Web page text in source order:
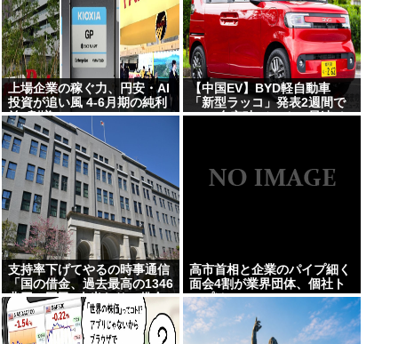
上場企業の稼ぐ力、円安・AI
投資が追い風 4-6月期の純利
益7割増
【中国EV】BYD軽自動車
「新型ラッコ」発表2週間で
1000台突破 メーカー最速ペ
支持率下げてやるの時事通信
「国の借金、過去最高の1346
兆円。国民1人当たりの借金
は約1095万円に」
高市首相と企業のパイプ細く
面会4割が業界団体、個社ト
ップは9%